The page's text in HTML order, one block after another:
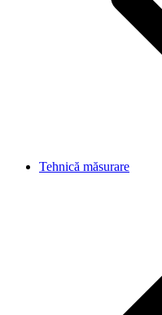
Tehnică măsurare